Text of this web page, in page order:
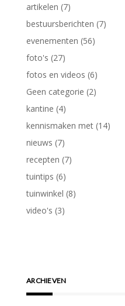
artikelen (7)
bestuursberichten (7)
evenementen (56)
foto's (27)
fotos en videos (6)
Geen categorie (2)
kantine (4)
kennismaken met (14)
nieuws (7)
recepten (7)
tuintips (6)
tuinwinkel (8)
video's (3)
ARCHIEVEN